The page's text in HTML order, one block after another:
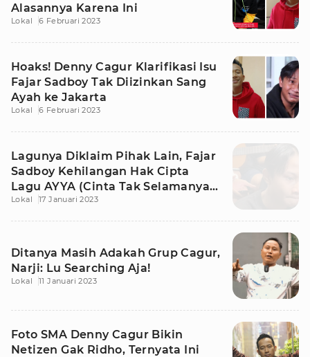
Alasannya Karena Ini
Lokal 6 Februari 2023
Hoaks! Denny Cagur Klarifikasi Isu
Fajar Sadboy Tak Diizinkan Sang
Ayah ke Jakarta
Lokal 6 Februari 2023
Lagunya Diklaim Pihak Lain, Fajar
Sadboy Kehilangan Hak Cipta
Lagu AYYA (Cinta Tak Selamanya
Indah)
Lokal 17 Januari 2023
Ditanya Masih Adakah Grup Cagur,
Narji: Lu Searching Aja!
Lokal 11 Januari 2023
Foto SMA Denny Cagur Bikin
Netizen Gak Ridho, Ternyata Ini